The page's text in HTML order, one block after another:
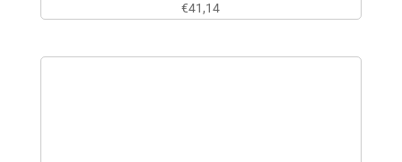
€41,14